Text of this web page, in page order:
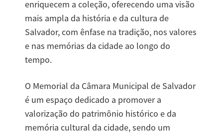
enriquecem a coleção, oferecendo uma visão
mais ampla da história e da cultura de
Salvador, com ênfase na tradição, nos valores
e nas memórias da cidade ao longo do
tempo.
O Memorial da Câmara Municipal de Salvador
é um espaço dedicado a promover a
valorização do patrimônio histórico e da
memória cultural da cidade, sendo um